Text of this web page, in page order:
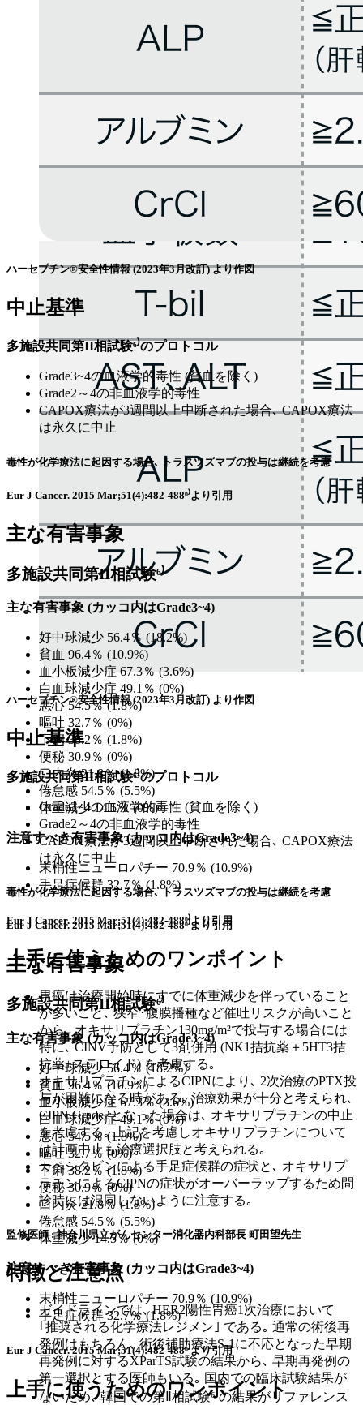
ハーセプチン®安全性情報 (2023年3月改訂) より作図
中止基準
多施設共同第II相試験⁶⁾のプロトコル
Grade3~4の血液学的毒性 (貧血を除く)
Grade2～4の非血液学的毒性
CAPOX療法が3週間以上中断された場合､ CAPOX療法
は永久に中止
毒性が化学療法に起因する場合､ トラスツズマブの投与は継続を考慮
Eur J Cancer. 2015 Mar;51(4):482-488⁶⁾より引用
主な有害事象
多施設共同第II相試験⁶⁾
主な有害事象 (カッコ内はGrade3~4)
好中球減少 56.4％ (18.2%)
貧血 96.4％ (10.9%)
血小板減少症 67.3％ (3.6%)
白血球減少症 49.1％ (0%)
悪心 54.5％ (1.8%)
嘔吐 32.7％ (0%)
下痢 38.2％ (1.8%)
便秘 30.9％ (0%)
口内炎 21.8％ (1.8%)
倦怠感 54.5％ (5.5%)
体重減少 14.5％ (0%)
注意すべき有害事象(カッコ内はGrade3~4)
末梢性ニューロパチー 70.9％ (10.9%)
手足症候群 32.7％ (1.8%)
Eur J Cancer. 2015 Mar;51(4):482-488⁶⁾より引用
上手に使うためのワンポイント
胃癌は治療開始時にすでに体重減少を伴っていること
が多いこと､ 狭窄･腹膜播種など催吐リスクが高いこと
から､ オキサリプラチン130mg/m²で投与する場合には
特に､ CINV予防として3剤併用 (NK1拮抗薬＋5HT3拮
抗薬+ステロイド) を考慮する｡
オキサリプラチンによるCIPNにより､ 2次治療のPTX投
与が困難になる時がある｡ 治療効果が十分と考えられ､
CIPN Grade2となった場合は､ オキサリプラチンの中止
を考慮する｡ 上記を考慮しオキサリプラチンについて
は計画中止も治療選択肢と考えられる｡
カペシタビンによる手足症候群の症状と､ オキサリプ
ラチンによるCIPNの症状がオーバーラップするため問
診時には混同しないように注意する｡
監修医師 : 神奈川県立がんセンター消化器内科部長 町田望先生
特徴と注意点
ガイドラインでは､ HER2陽性胃癌1次治療において
｢推奨される化学療法レジメン｣ である｡ 通常の術後再
発例はもちろん､ 術後補助療法S-1に不応となった早期
再発例に対するXParTS試験の結果から､ 早期再発例の
第一選択とする医師もいる｡ 国内での臨床試験結果が
ないため､ 韓国での第Ⅱ相試験⁶⁾の結果がリファレンス
ハーセプチン®安全性情報 (2023年3月改訂) より作図
中止基準
多施設共同第II相試験⁶⁾のプロトコル
Grade3~4の血液学的毒性 (貧血を除く)
Grade2～4の非血液学的毒性
CAPOX療法が3週間以上中断された場合､ CAPOX療法
は永久に中止
毒性が化学療法に起因する場合､ トラスツズマブの投与は継続を考慮
Eur J Cancer. 2015 Mar;51(4):482-488⁶⁾より引用
主な有害事象
多施設共同第II相試験⁶⁾
主な有害事象 (カッコ内はGrade3~4)
好中球減少 56.4％ (18.2%)
貧血 96.4％ (10.9%)
血小板減少症 67.3％ (3.6%)
白血球減少症 49.1％ (0%)
悪心 54.5％ (1.8%)
嘔吐 32.7％ (0%)
下痢 38.2％ (1.8%)
便秘 30.9％ (0%)
口内炎 21.8％ (1.8%)
倦怠感 54.5％ (5.5%)
体重減少 14.5％ (0%)
注意すべき有害事象 (カッコ内はGrade3~4)
末梢性ニューロパチー 70.9％ (10.9%)
手足症候群 32.7％ (1.8%)
Eur J Cancer. 2015 Mar;51(4):482-488⁶⁾より引用
上手に使うためのワンポイント